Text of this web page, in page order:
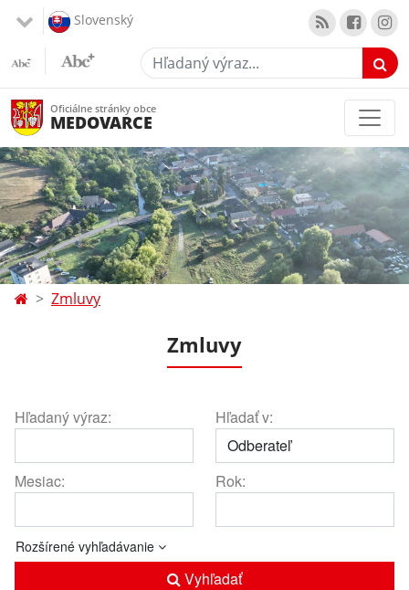
Slovenský
Hľadaný výraz...
Oficiálne stránky obce
MEDOVARCE
Zmluvy
Zmluvy
Hľadaný výraz: Hľadať v:
Mesiac: Rok:
Rozšírené vyhľadávanie
Vyhľadať